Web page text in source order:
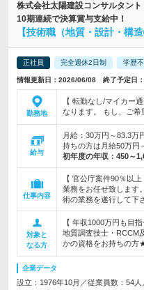
株式会社太陽建設コンサルタン
10期連続で決算賞与支給中！
【技術職（地質・設計・構
正社員 完全週休2日制 学歴
情報更新日：2026/06/08 終了予定日
勤務地
【 転勤なし/マイカー
なります。 もし、ご希
給与
月給：30万円～83.3
持ちの方は月給50万円
初年度の年収： 450～
仕事内容
【 官公庁案件90％以
業務をお任せ致します
術の業務を遂行して下
対象と
なる方
【 年収1000万円も
地質調査技士・RCCM
かの資格をお持ちの方
企業データ
設立：1976年10月／従業員数：54